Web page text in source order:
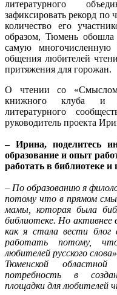
литературного
зафиксировать рекорд по
количество его
образом, Тюмень обошла
самую
общения любителей
притяжения для горожан.
О чтении со
книжного клуба и
литературного
руководитель проекта
– Ирина, поделитесь
образование и опыт
работать в библиотеке и
– По образованию я
потому что в прямом
мамы, которая была
библиотеке. Но активнее
как я стала вести блог
работать потому,
любителей русского
Тюменской
потребность в
площадки для любителей